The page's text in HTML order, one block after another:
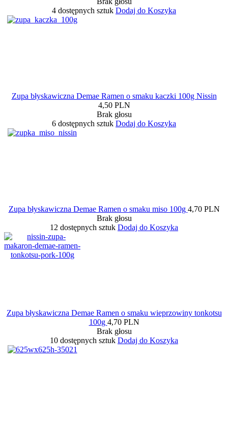
4 dostępnych sztuk Dodaj do Koszyka
Zupa błyskawiczna Demae Ramen o smaku kaczki 100g Nissin
4,50 PLN
Brak głosu
6 dostępnych sztuk Dodaj do Koszyka
Zupa błyskawiczna Demae Ramen o smaku miso 100g 4,70 PLN
Brak głosu
12 dostępnych sztuk Dodaj do Koszyka
Zupa błyskawiczna Demae Ramen o smaku wieprzowiny tonkotsu
100g 4,70 PLN
Brak głosu
10 dostępnych sztuk Dodaj do Koszyka